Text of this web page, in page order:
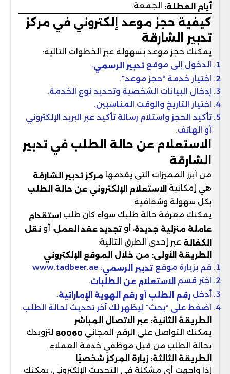
أيام العطلة: الجمعة.
كيفية حجز موعد إلكتروني في مركز
تدبير الشارقة
يمكنك حجز موعد بسهولة عبر الخطوات التالية:
الدخول إلى موقع تدبير الرسمي.
اختيار خدمة “حجز موعد”.
إدخال البيانات الشخصية وتحديد نوع الخدمة.
اختيار التاريخ والوقت المناسبين.
تأكيد الحجز واستلام رسالة تأكيد عبر البريد الإلكتروني
أو الهاتف.
الاستعلام عن حالة الطلب في تدبير
الشارقة
من أبرز المميزات التي يقدمها مركز تدبير الشارقة
هي إمكانية الاستعلام الإلكتروني عن حالة الطلب
بكل سهولة وشفافية.
يمكنك معرفة حالة طلبك سواء كان طلب استقدام
عاملة منزلية جديدة، أو تجديد عقد العمل، أو نقل
الكفالة عبر إحدى الطرق التالية:
الطريقة الأولى: من خلال الموقع الإلكتروني
قم بزيارة موقع تدبير الرسمي: www.tadbeer.ae
اختر قسم الاستعلام عن الطلبات.
أدخل رقم الطلب أو رقم الهوية الإماراتية.
اضغط على “بحث” ليظهر لك آخر تحديث لحالة الطلب.
الطريقة الثانية: عبر الاتصال المباشر
يمكنك التواصل على الرقم المجاني 80060 لتزويدك
بحالة الطلب من قبل موظفي خدمة العملاء.
الطريقة الثالثة: زيارة المركز شخصيًا
إذا واجهت أي مشكلة في التحديث الإلكتروني، يمكنك